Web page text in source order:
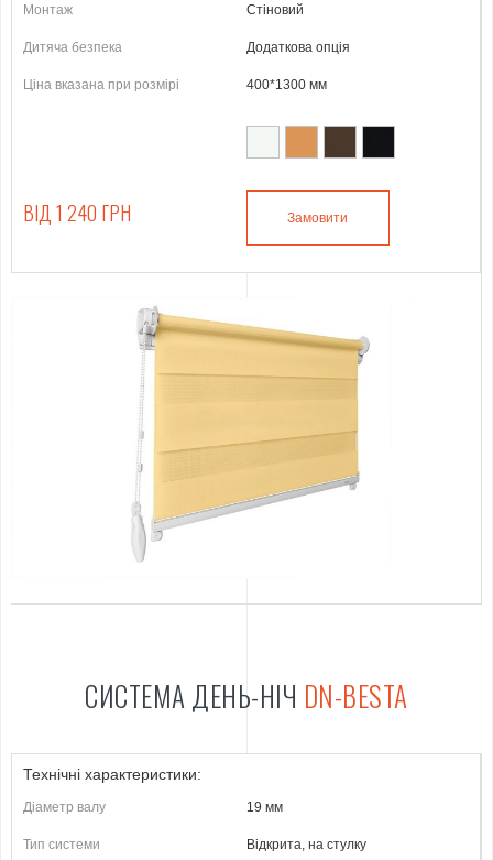
Монтаж Стіновий
Дитяча безпека Додаткова опція
Ціна вказана при розмірі 400*1300 мм
ВІД 1 240 ГРН Замовити
СИСТЕМА ДЕНЬ-НІЧ DN-BESTA
Технічні характеристики:
Діаметр валу 19 мм
Тип системи Відкрита, на стулку